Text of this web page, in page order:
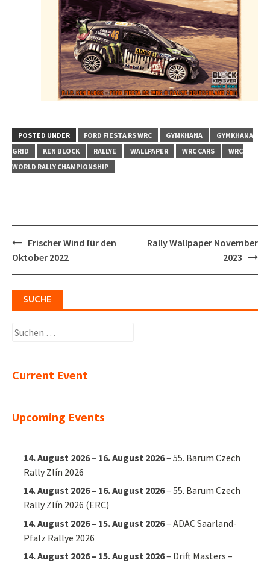
POSTED UNDER FORD FIESTA RS WRC GYMKHANA
GYMKHANA
GRID
KEN BLOCK RALLYE WALLPAPER WRC CARS
WRC
WORLD RALLY CHAMPIONSHIP
Post
navigation
Frischer Wind für den
Oktober 2022
Rally Wallpaper November
2023
SUCHE
Suchen
Current Event
Upcoming Events
14. August 2026– 16. August 2026–55. Barum Czech
Rally Zlín 2026
14. August 2026– 16. August 2026–55. Barum Czech
Rally Zlín 2026 (ERC)
14. August 2026– 15. August 2026–ADAC Saarland-
Pfalz Rallye 2026
14. August 2026– 15. August 2026– Drift Masters –